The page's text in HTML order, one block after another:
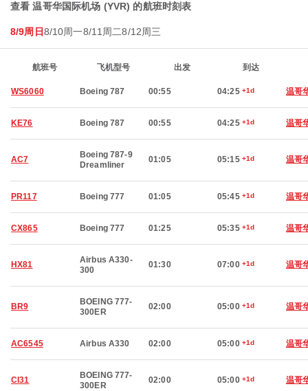
查看 温哥华国际机场 (YVR) 的航班时刻表
8/9周日8/10周一8/11周二8/12周三
航班号 飞机型号 出发 到达
WS6060 Boeing 787 00:55 04:25 +1d 温哥
KE76 Boeing 787 00:55 04:25 +1d 温哥
AC7
Boeing 787-9
Dreamliner
01:05 05:15 +1d 温哥
PR117 Boeing 777 01:05 05:45 +1d 温哥
CX865 Boeing 777 01:25 05:35 +1d 温哥
HX81
Airbus A330-
300
01:30 07:00 +1d 温哥
BR9
BOEING 777-
300ER
02:00 05:00 +1d 温哥
AC6545 Airbus A330 02:00 05:00 +1d 温哥
CI31
BOEING 777-
300ER
02:00 05:00 +1d 温哥